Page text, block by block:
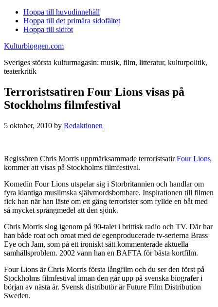
Hoppa till huvudinnehåll
Hoppa till det primära sidofältet
Hoppa till sidfot
Kulturbloggen.com
Sveriges största kulturmagasin: musik, film, litteratur, kulturpolitik,
teaterkritik
Terroristsatiren Four Lions visas på
Stockholms filmfestival
5 oktober, 2010 by Redaktionen
Regissören Chris Morris uppmärksammade terroristsatirFour Lions
kommer att visas på Stockholms filmfestival.
Komedin Four Lions utspelar sig i Storbritannien och handlar om
fyra klantiga muslimska självmordsbombare. Inspirationen till filmen
fick han när han läste om ett gäng terrorister som fyllde en båt med
så mycket sprängmedel att den sjönk.
Chris Morris slog igenom på 90-talet i brittisk radio och TV. Där har
han både roat och oroat med de egenproducerade tv-serierna Brass
Eye och Jam, som på ett ironiskt sätt kommenterade aktuella
samhällsproblem. 2002 vann han en BAFTA för bästa kortfilm.
Four Lions är Chris Morris första långfilm och du ser den först på
Stockholms filmfestival innan den går upp på svenska biografer i
början av nästa år. Svensk distributör är Future Film Distribution
Sweden.